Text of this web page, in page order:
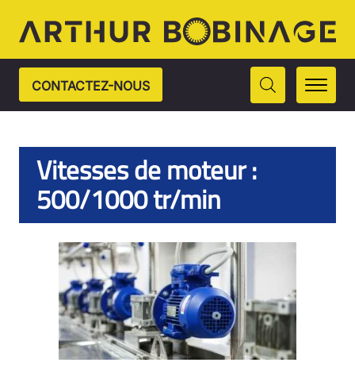
CONTACTEZ-NOUS
Vitesses de moteur :
500/1000 tr/min